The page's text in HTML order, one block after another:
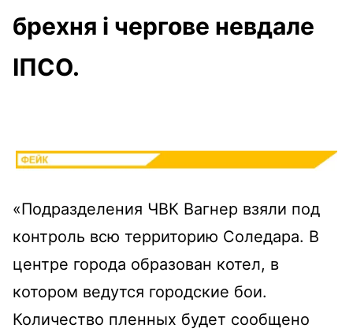
брехня і чергове невдале
ІПСО.
«Подразделения ЧВК Вагнер взяли под
контроль всю территорию Соледара. В
центре города образован котел, в
котором ведутся городские бои.
Количество пленных будет сообщено